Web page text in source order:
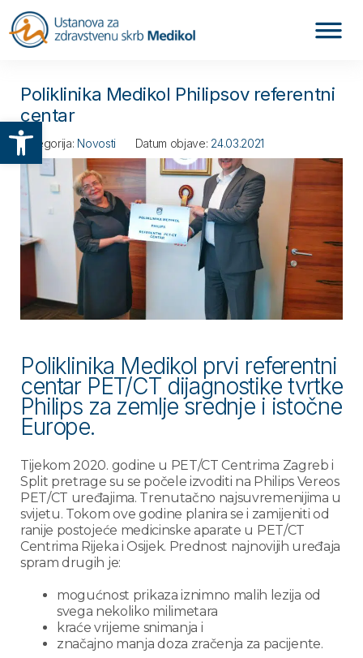
Otvori alatnu traku
Poliklinika Medikol Philipsov referentni
centar
Kategorija: Novosti Datum objave: 24.03.2021
Poliklinika Medikol prvi referentni
centar PET/CT dijagnostike tvrtke
Philips za zemlje srednje i istočne
Europe.
Tijekom 2020. godine u PET/CT Centrima Zagreb i
Split pretrage su se počele izvoditi na Philips Vereos
PET/CT uređajima. Trenutačno najsuvremenijima u
svijetu. Tokom ove godine planira se i zamijeniti od
ranije postojeće medicinske aparate u PET/CT
Centrima Rijeka i Osijek. Prednost najnovijih uređaja
spram drugih je:
mogućnost prikaza iznimno malih lezija od
svega nekoliko milimetara
kraće vrijeme snimanja i
značajno manja doza zračenja za pacijente.